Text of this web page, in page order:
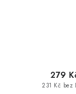
231 Kč bez
279